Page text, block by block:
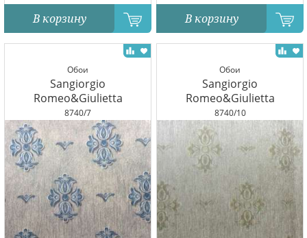
В корзину В корзину
Обои
Sangiorgio
Romeo&Giulietta
8740/7
Обои
Sangiorgio
Romeo&Giulietta
8740/10